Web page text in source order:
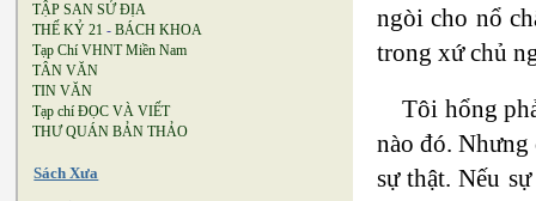
TẬP SAN SỬ ĐỊA
THẾ KỶ 21 - BÁCH KHOA
Tạp Chí VHNT Miền Nam
TÂN VĂN
TIN VĂN
Tạp chí ĐỌC VÀ VIẾT
THƯ QUÁN BẢN THẢO
Sách Xưa
ngòi cho nổ
trong xứ chủ
Tôi hổng
nào đó.
sự thật. Nếu